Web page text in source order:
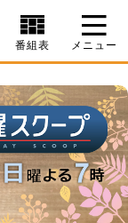
番組表 メニュー